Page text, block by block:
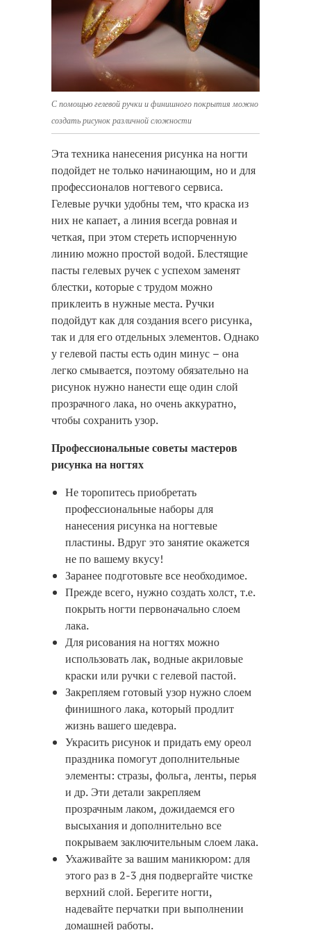
С помощью гелевой ручки и финишного покрытия можно
создать рисунок различной сложности
Эта техника нанесения рисунка на ногти
подойдет не только начинающим, но и для
профессионалов ногтевого сервиса.
Гелевые ручки удобны тем, что краска из
них не капает, а линия всегда ровная и
четкая, при этом стереть испорченную
линию можно простой водой. Блестящие
пасты гелевых ручек с успехом заменят
блестки, которые с трудом можно
приклеить в нужные места. Ручки
подойдут как для создания всего рисунка,
так и для его отдельных элементов. Однако
у гелевой пасты есть один минус – она
легко смывается, поэтому обязательно на
рисунок нужно нанести еще один слой
прозрачного лака, но очень аккуратно,
чтобы сохранить узор.
Профессиональные советы мастеров
рисунка на ногтях
Не торопитесь приобретать
профессиональные наборы для
нанесения рисунка на ногтевые
пластины. Вдруг это занятие окажется
не по вашему вкусу!
Заранее подготовьте все необходимое.
Прежде всего, нужно создать холст, т.е.
покрыть ногти первоначально слоем
лака.
Для рисования на ногтях можно
использовать лак, водные акриловые
краски или ручки с гелевой пастой.
Закрепляем готовый узор нужно слоем
финишного лака, который продлит
жизнь вашего шедевра.
Украсить рисунок и придать ему ореол
праздника помогут дополнительные
элементы: стразы, фольга, ленты, перья
и др. Эти детали закрепляем
прозрачным лаком, дожидаемся его
высыхания и дополнительно все
покрываем заключительным слоем лака.
Ухаживайте за вашим маникюром: для
этого раз в 2-3 дня подвергайте чистке
верхний слой. Берегите ногти,
надевайте перчатки при выполнении
домашней работы.